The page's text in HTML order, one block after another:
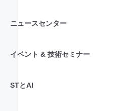
ニュースセンター
イベント & 技術セミナー
STとAI